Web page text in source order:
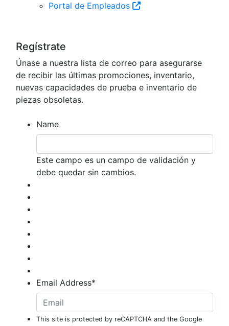
Portal de Empleados
Regístrate
Únase a nuestra lista de correo para asegurarse
de recibir las últimas promociones, inventario,
nuevas capacidades de prueba e inventario de
piezas obsoletas.
Name
Este campo es un campo de validación y
debe quedar sin cambios.
Email Address*
This site is protected by reCAPTCHA and the Google